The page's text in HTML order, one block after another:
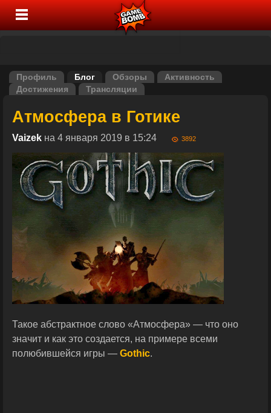
Профиль Блог Обзоры
Активность
Достижения
Трансляции
Атмосфера в Готике
Vaizek на 4 января 2019 в 15:24 3892
Такое абстрактное слово «Атмосфера» — что оно
значит и как это создается, на примере всеми
полюбившейся игры — Gothic.